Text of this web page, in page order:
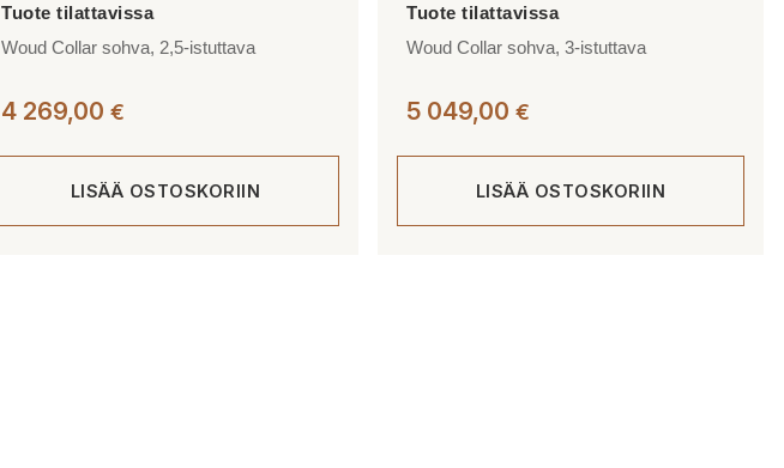
Woud Collar sohva, 2,5-istuttava
4 269,00 €
LISÄÄ OSTOSKORIIN
Woud Collar sohva, 3-istuttava
5 049,00 €
LISÄÄ OSTOSKORIIN